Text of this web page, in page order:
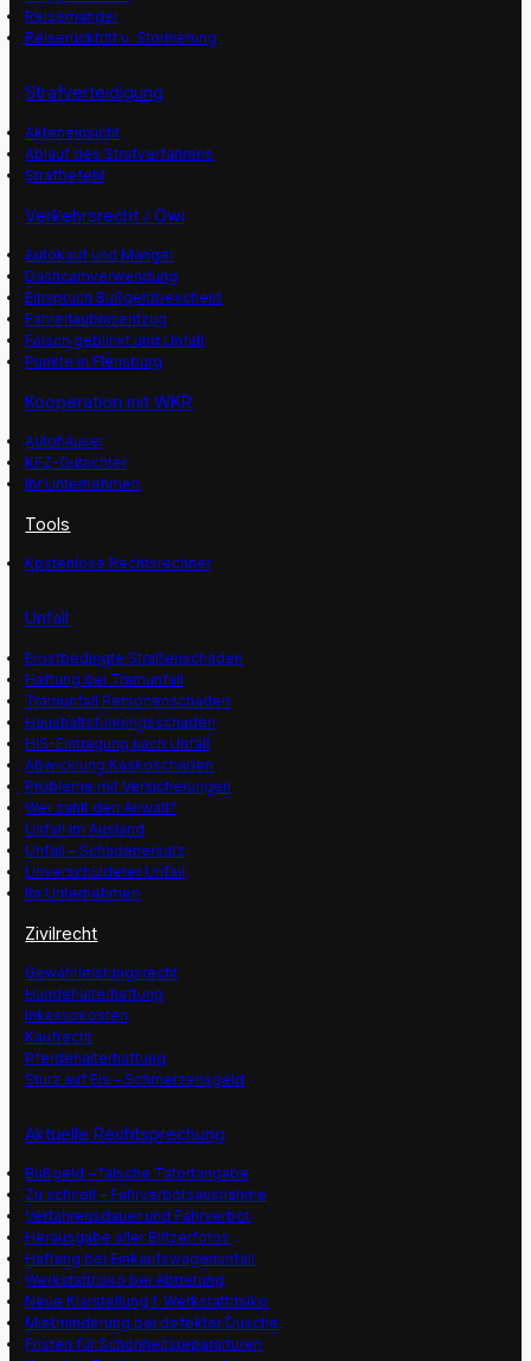
Reisemängel
Reiserücktritt u. Stornierung
Strafverteidigung
Akteneinsicht
Ablauf des Strafverfahrens
Strafbefehl
Verkehrsrecht / Owi
Autokauf und Mangel
Dashcamverwendung
Einspruch Bußgeldbescheid
Fahrerlaubnisentzug
Falsch geblinkt und Unfall
Punkte in Flensburg
Kooperation mit WKR
Autohäuser
KFZ-Gutachter
Ihr Unternehmen
Tools
Kpstenlose Rechtsrechner
Unfall
Frostbedingte Straßenschäden
Haftung bei Tramunfall
Tramunfall Personenschaden
Haushaltsführungsschaden
HIS-Eintragung nach Unfall
Abwicklung Kaskoschäden
Probleme mit Versicherungen
Wer zahlt den Anwalt?
Unfall im Ausland
Unfall – Schadenersatz
Unverschuldeter Unfall
Ihr Unternehmen
Zivilrecht
Gewährleistungsrecht
Hundehalterhaftung
Inkassokosten
Kaufrecht
Pferdehalterhaftung
Sturz auf Eis – Schmerzensgeld
Aktuelle Rechtsprechung
Bußgeld – falsche Tatortangabe
Zu schnell – Fahrverbotsausnahme
Verfahrensdauer und Fahrverbot
Herausgabe aller Blitzerfotos
Haftung bei Einkaufswagenunfall
Werkstattrisko bei Abtretung
Neue Klarstellung f. Werkstattrisiko
Mietminderung bei defekter Dusche
Fristen für Schönheitsrepararturen